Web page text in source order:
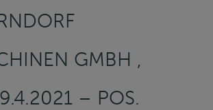
GMBH ,
– POS.